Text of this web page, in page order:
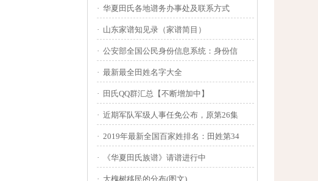
· 华夏田氏各地谱务办事处及联系方式
· 山东家谱知见录（家谱简目）
· 公安部全国公民身份信息系统：身份信
· 最新最全田姓名字大全
· 田氏QQ群汇总【不断增加中】
· 近期军队军级人事任免公布，原第26集
· 2019年最新全国百家姓排名：田姓第34
· 《华夏田氏族谱》请谱进行中
· 大槐树移民的分布(图文)